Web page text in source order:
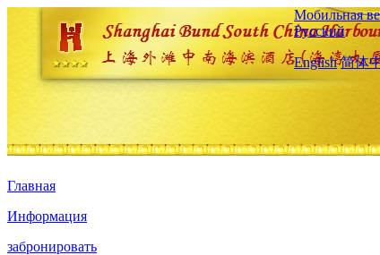
Мобильная
Русский
English 简体
Главная
Информация
забронировать